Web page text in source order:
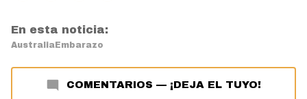
En esta noticia:
Australia Embarazo
COMENTARIOS — ¡DEJA EL TUYO!